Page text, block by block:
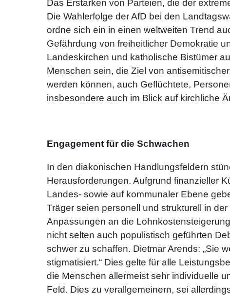
Das Erstarken von Parteien, die der
Die Wahlerfolge der AfD bei den
ordne sich ein in einen weltweiten Trend
Gefährdung von freiheitlicher Demokratie
Landeskirchen und katholische Bistümer
Menschen sein, die Ziel von
werden können, auch Geflüchtete,
insbesondere auch im Blick auf kirchliche
Engagement für die Schwachen
In den diakonischen Handlungsfeldern
Herausforderungen. Aufgrund finanzieller
Landes- sowie auf kommunaler Ebene
Träger seien personell und strukturell in
Anpassungen an die
nicht selten auch populistisch geführten
schwer zu schaffen. Dietmar Arends: „Sie
stigmatisiert.“ Dies gelte für alle
die Menschen allermeist sehr individuelle
Feld. Dies zu verallgemeinern, sei